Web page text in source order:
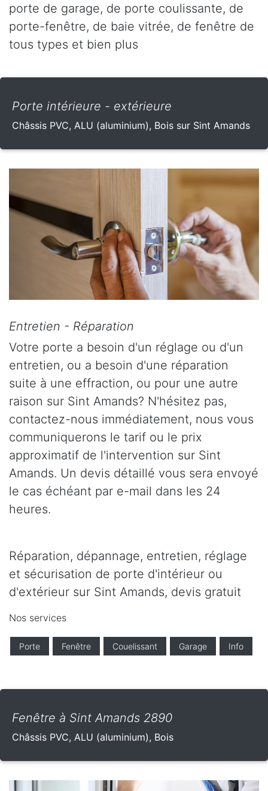
porte de garage, de porte coulissante, de
porte-fenêtre, de baie vitrée, de fenêtre de
tous types et bien plus
Porte intérieure - extérieure
Châssis PVC, ALU (aluminium), Bois sur Sint Amands
Entretien - Réparation
Votre porte a besoin d'un réglage ou d'un
entretien, ou a besoin d'une réparation
suite à une effraction, ou pour une autre
raison sur Sint Amands? N'hésitez pas,
contactez-nous immédiatement, nous vous
communiquerons le tarif ou le prix
approximatif de l'intervention sur Sint
Amands. Un devis détaillé vous sera envoyé
le cas échéant par e-mail dans les 24
heures.
Réparation, dépannage, entretien, réglage
et sécurisation de porte d'intérieur ou
d'extérieur sur Sint Amands, devis gratuit
Nos services
Porte Fenêtre Couelissant Garage Info
Fenêtre à Sint Amands 2890
Châssis PVC, ALU (aluminium), Bois